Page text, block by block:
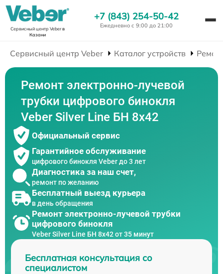
Сервисный центр Veberв
Казани
+7 (843) 254-50-42
Ежедневно с 9:00 до 21:00
Сервисный центр Veber Каталог устройств
Ремонт электронно-лучевой
трубки цифрового бинокля
Veber Silver Line БН 8x42
Официальный сервис
Гарантийное обслуживание
цифрового бинокля Veber до 3 лет
Диагностика за наш счет,
ремонт по желанию
Бесплатный выезд курьера
в день обращения
Ремонт электронно-лучевой трубки
цифрового бинокля
Veber Silver Line БН 8x42 от 35 минут
Бесплатная консультация со
специалистом